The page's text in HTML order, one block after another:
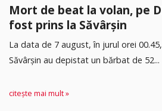
Mort de beat la volan, pe
fost prins la Săvârșin
​La data de 7 august, în jurul orei
Săvârșin au depistat un bărbat de 52...
citește mai mult »